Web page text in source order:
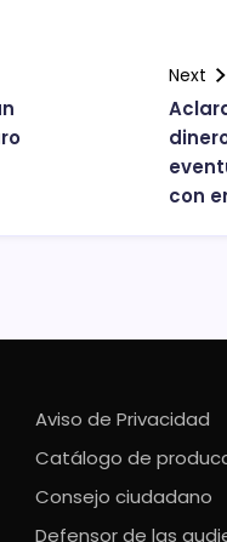
Next
con
Aviso de Privacidad
Catálogo de
Consejo ciudadano
Defensor de las